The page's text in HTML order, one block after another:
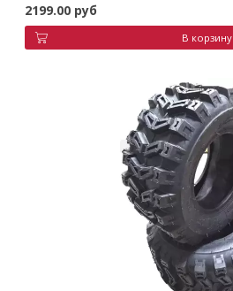
2199.00 руб
В корзину